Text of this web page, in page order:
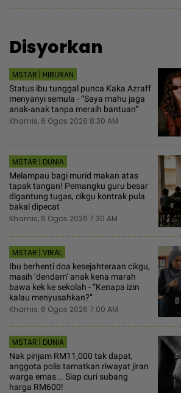
Disyorkan
MSTAR | HIBURAN
Status ibu tunggal punca Kaka Azraff
menyanyi semula - “Saya mahu jaga
anak-anak tanpa meraih bantuan“
Khamis, 6 Ogos 2026 8:30 AM
MSTAR | DUNIA
Melampau bagi murid makan atas
tapak tangan! Pemangku guru besar
digantung tugas, cikgu kontrak pula
bakal dipecat
Khamis, 6 Ogos 2026 7:30 AM
MSTAR | VIRAL
Ibu berhenti doa kesejahteraan cikgu,
masih ‘dendam’ anak kena marah
bawa kek ke sekolah - “Kenapa izin
kalau menyusahkan?”
Khamis, 6 Ogos 2026 7:00 AM
MSTAR | DUNIA
Nak pinjam RM11,000 tak dapat,
anggota polis tamatkan riwayat jiran
warga emas... Siap curi subang
harga RM600!